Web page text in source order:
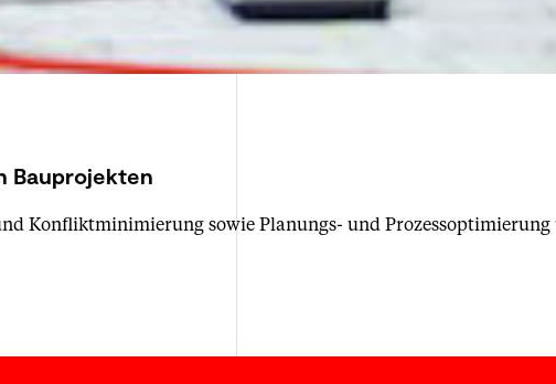
Bauprojekten
Konfliktminimierung sowie Planungs- und